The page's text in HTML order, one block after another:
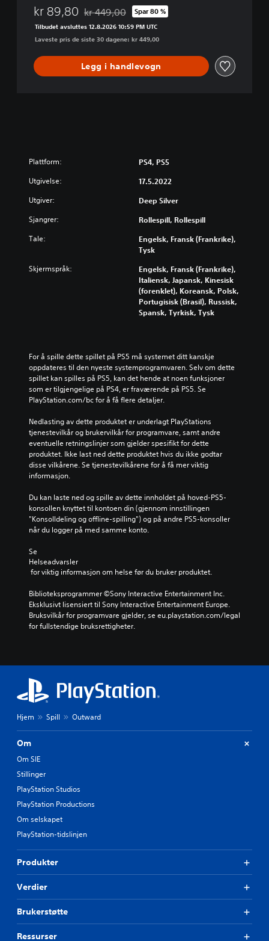
kr 89,80 Nedsatt fra opprinnelig pris på kr 449,00
kr 449,00 Spar 80 %
Tilbudet avsluttes 12.8.2026 10:59 PM UTC
Laveste pris de siste 30 dagene: kr 449,00
Legg i handlevogn
Plattform: PS4, PS5
Utgivelse: 17.5.2022
Utgiver: Deep Silver
Sjangrer: Rollespill, Rollespill
Tale:
Engelsk, Fransk (Frankrike),
Tysk
Skjermspråk:
Engelsk, Fransk (Frankrike),
Italiensk, Japansk, Kinesisk
(forenklet), Koreansk, Polsk,
Portugisisk (Brasil), Russisk,
Spansk, Tyrkisk, Tysk
For å spille dette spillet på PS5 må systemet ditt kanskje
oppdateres til den nyeste systemprogramvaren. Selv om dette
spillet kan spilles på PS5, kan det hende at noen funksjoner
som er tilgjengelige på PS4, er fraværende på PS5. Se
PlayStation.com/bc for å få flere detaljer.
Nedlasting av dette produktet er underlagt PlayStations
tjenestevilkår og brukervilkår for programvare, samt andre
eventuelle retningslinjer som gjelder spesifikt for dette
produktet. Ikke last ned dette produktet hvis du ikke godtar
disse vilkårene. Se tjenestevilkårene for å få mer viktig
informasjon.
Du kan laste ned og spille av dette innholdet på hoved-PS5-
konsollen knyttet til kontoen din (gjennom innstillingen
"Konsolldeling og offline-spilling") og på andre PS5-konsoller
når du logger på med samme konto.
Se
Helseadvarsler
for viktig informasjon om helse før du bruker produktet.
Biblioteksprogrammer ©Sony Interactive Entertainment Inc.
Eksklusivt lisensiert til Sony Interactive Entertainment Europe.
Bruksvilkår for programvare gjelder, se eu.playstation.com/legal
for fullstendige bruksrettigheter.
Hjem Spill Outward
Om
Om SIE
Stillinger
PlayStation Studios
PlayStation Productions
Om selskapet
PlayStation-tidslinjen
Produkter
Verdier
Brukerstøtte
Ressurser